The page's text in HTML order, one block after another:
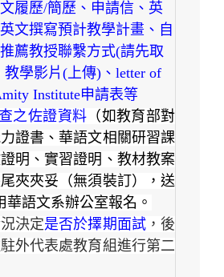
履歷/簡歷、申請信、英
文撰寫預計教學計畫、自
薦教授聯繫方式(請先取
學影片(上傳)、letter of
Institute申請表等
之佐證資料 （如教育部對
證書、華語文相關研習課
明、實習證明、教材教案
夾夾妥（無須裝訂），送
華語文系辦公室報名。
決定是否於擇期面試，後
外代表處教育組進行第二